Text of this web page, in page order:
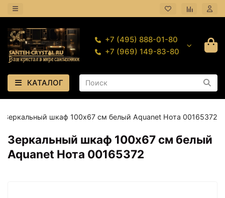
+7 (495) 888-01-80
+7 (969) 149-83-80
КАТАЛОГ
Зеркальный шкаф 100х67 см белый Aquanet Нота 00165372
Зеркальный шкаф 100х67 см белый
Aquanet Нота 00165372